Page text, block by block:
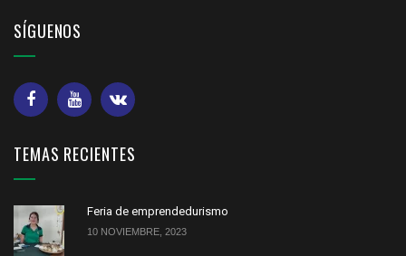
SÍGUENOS
TEMAS RECIENTES
Feria de emprendedurismo
10 NOVIEMBRE, 2023